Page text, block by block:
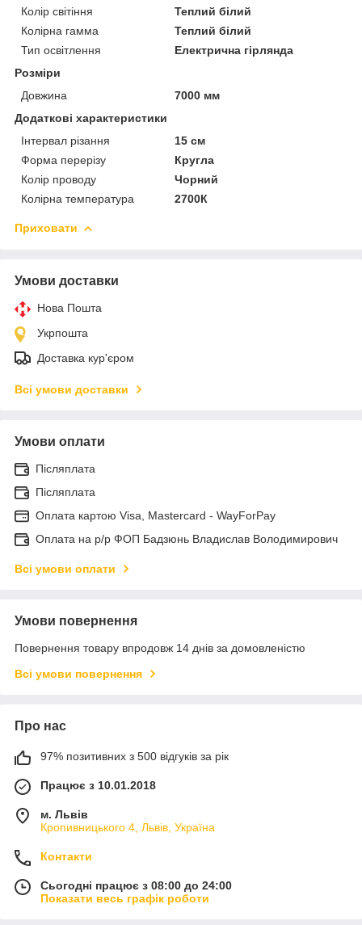
Колір світіння
Теплий білий
Колірна гамма
Теплий білий
Тип освітлення
Електрична гірлянда
Розміри
Довжина
7000 мм
Додаткові характеристики
Інтервал різання
15 см
Форма перерізу
Кругла
Колір проводу
Чорний
Колірна температура
2700К
Приховати
Умови доставки
Нова Пошта
Укрпошта
Доставка кур'єром
Всі умови доставки
Умови оплати
Післяплата
Післяплата
Оплата картою Visa, Mastercard - WayForPay
Оплата на р/р ФОП Бадзюнь Владислав Володимирович
Всі умови оплати
Умови повернення
Повернення товару впродовж 14 днів за домовленістю
Всі умови повернення
Про нас
97% позитивних з 500 відгуків за рік
Працює з 10.01.2018
м. Львів
Кропивницького 4, Львів, Україна
Контакти
Сьогодні працює з 08:00 до 24:00
Показати весь графік роботи